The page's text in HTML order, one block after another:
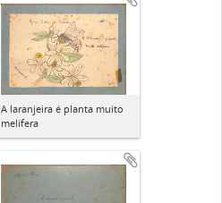
A laranjeira é planta muito
melífera